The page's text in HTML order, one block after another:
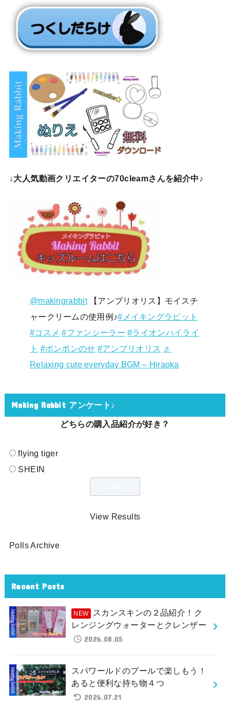
↓大人気動画クリエイターの70cleamさんを紹介中♪
@makingrabbit【アンブリオリス】モイスチ
ャークリームの使用例♪#メイキングラビット
#コスメ #ファンシーラー #ライオンハイライ
ト #ポンポンのせ #アンブリオリス
♬
Relaxing cute everyday BGM – Hiraoka
Making Rabbit アンケート♪
どちらの購入品紹介が好き？
flying tiger
SHEIN
View Results
Polls Archive
Recent Posts
スカンスキンの２品紹介！ク
レンジングウォーターとクレンザー
2026.08.05
スパワールドのプールで楽しもう！
あると便利な持ち物４つ
2026.07.21